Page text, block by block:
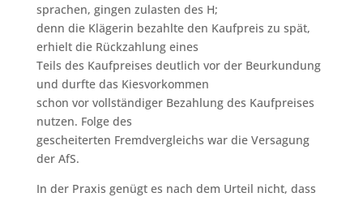
sprachen, gingen zulasten des H;
denn die Klägerin bezahlte den Kaufpreis zu spät,
erhielt die Rückzahlung eines
Teils des Kaufpreises deutlich vor der Beurkundung
und durfte das Kiesvorkommen
schon vor vollständiger Bezahlung des Kaufpreises
nutzen. Folge des
gescheiterten Fremdvergleichs war die Versagung
der AfS.
In der Praxis genügt es nach dem Urteil nicht, dass